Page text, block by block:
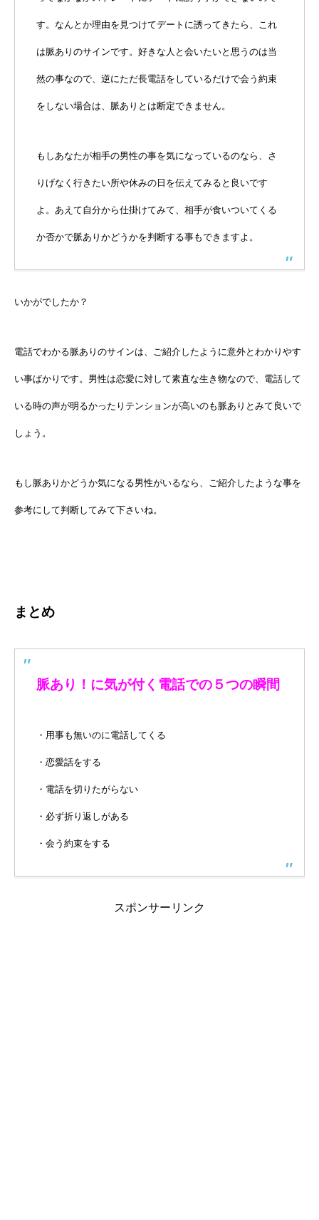
す。なんとか理由を見つけてデートに誘ってきたら、これ
は脈ありのサインです。好きな人と会いたいと思うのは当
然の事なので、逆にただ長電話をしているだけで会う約束
をしない場合は、脈ありとは断定できません。
もしあなたが相手の男性の事を気になっているのなら、さ
りげなく行きたい所や休みの日を伝えてみると良いです
よ。あえて自分から仕掛けてみて、相手が食いついてくる
か否かで脈ありかどうかを判断する事もできますよ。
いかがでしたか？
電話でわかる脈ありのサインは、ご紹介したように意外とわかりやす
い事ばかりです。男性は恋愛に対して素直な生き物なので、電話して
いる時の声が明るかったりテンションが高いのも脈ありとみて良いで
しょう。
もし脈ありかどうか気になる男性がいるなら、ご紹介したような事を
参考にして判断してみて下さいね。
まとめ
脈あり！に気が付く電話での５つの瞬間
・用事も無いのに電話してくる
・恋愛話をする
・電話を切りたがらない
・必ず折り返しがある
・会う約束をする
スポンサーリンク